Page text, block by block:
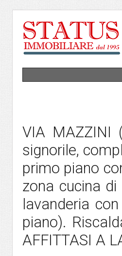
VIA MAZZINI
signorile,
primo piano
zona cucina
lavanderia
piano).
AFFITTASI A